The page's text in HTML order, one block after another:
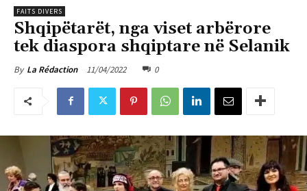
FAITS DIVERS
Shqipëtarët, nga viset arbërore
tek diaspora shqiptare në Selanik
By La Rédaction 11/04/2022 0